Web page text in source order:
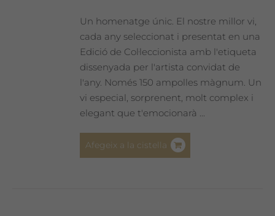
Un homenatge únic. El nostre millor vi,
cada any seleccionat i presentat en una
Edició de Col·leccionista amb l'etiqueta
dissenyada per l'artista convidat de
l'any. Només 150 ampolles màgnum. Un
vi especial, sorprenent, molt complex i
elegant que t'emocionarà ...
Afegeix a la cistella